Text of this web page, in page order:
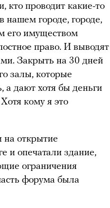
кто проводит какие-то
нашем городе, городе,
его имуществом
право. И выводят
Закрыть на 30 дней
залы, которые
а дают хотя бы деньги
кому я это
на открытие
и опечатали здание,
ограничения
форума была